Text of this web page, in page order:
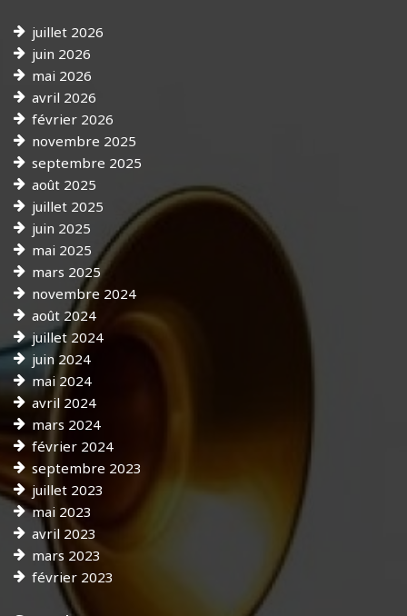
juillet 2026
juin 2026
mai 2026
avril 2026
février 2026
novembre 2025
septembre 2025
août 2025
juillet 2025
juin 2025
mai 2025
mars 2025
novembre 2024
août 2024
juillet 2024
juin 2024
mai 2024
avril 2024
mars 2024
février 2024
septembre 2023
juillet 2023
mai 2023
avril 2023
mars 2023
février 2023